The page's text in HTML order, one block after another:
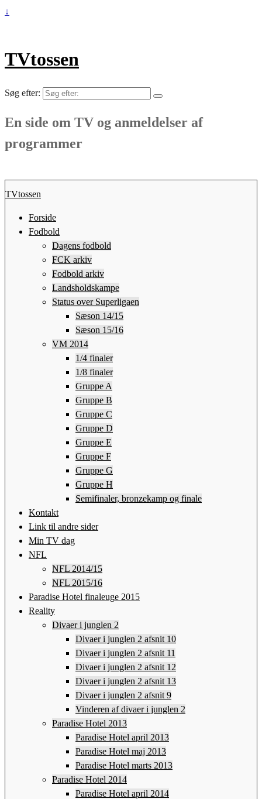
↓
TVtossen
Søg efter:
En side om TV og anmeldelser af
programmer
TVtossen
Forside
Fodbold
Dagens fodbold
FCK arkiv
Fodbold arkiv
Landsholdskampe
Status over Superligaen
Sæson 14/15
Sæson 15/16
VM 2014
1/4 finaler
1/8 finaler
Gruppe A
Gruppe B
Gruppe C
Gruppe D
Gruppe E
Gruppe F
Gruppe G
Gruppe H
Semifinaler, bronzekamp og finale
Kontakt
Link til andre sider
Min TV dag
NFL
NFL 2014/15
NFL 2015/16
Paradise Hotel finaleuge 2015
Reality
Divaer i junglen 2
Divaer i junglen 2 afsnit 10
Divaer i junglen 2 afsnit 11
Divaer i junglen 2 afsnit 12
Divaer i junglen 2 afsnit 13
Divaer i junglen 2 afsnit 9
Vinderen af divaer i junglen 2
Paradise Hotel 2013
Paradise Hotel april 2013
Paradise Hotel maj 2013
Paradise Hotel marts 2013
Paradise Hotel 2014
Paradise Hotel april 2014